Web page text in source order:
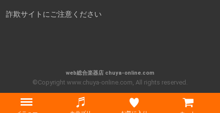
詐欺サイトにご注意ください
web総合楽器店 chuya-online.com
©Copyright www.chuya-online.com, All rights reserved.
Menu